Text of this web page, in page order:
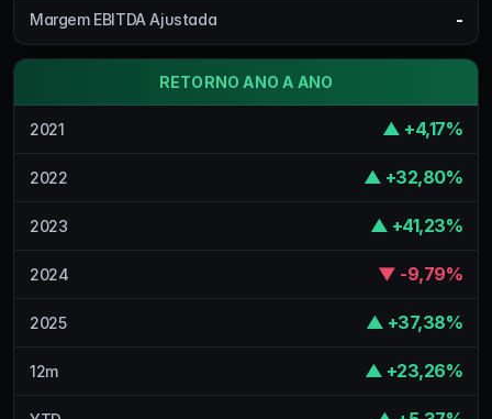
Margem EBITDA Ajustada -
RETORNO ANO A ANO
2021 ▲ +4,17%
2022 ▲ +32,80%
2023 ▲ +41,23%
2024 ▼ -9,79%
2025 ▲ +37,38%
12m ▲ +23,26%